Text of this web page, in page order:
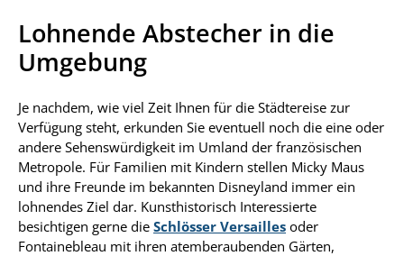
Lohnende Abstecher in die
Umgebung
Je nachdem, wie viel Zeit Ihnen für die Städtereise zur
Verfügung steht, erkunden Sie eventuell noch die eine oder
andere Sehenswürdigkeit im Umland der französischen
Metropole. Für Familien mit Kindern stellen Micky Maus
und ihre Freunde im bekannten Disneyland immer ein
lohnendes Ziel dar. Kunsthistorisch Interessierte
besichtigen gerne die Schlösser Versailles oder
Fontainebleau mit ihren atemberaubenden Gärten,